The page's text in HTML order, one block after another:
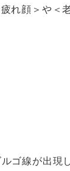
れ顔＞や＜
ゴ線が出現